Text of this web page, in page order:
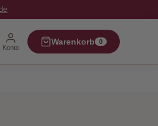
Konto
Warenkorb 0